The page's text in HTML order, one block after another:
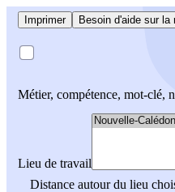
Imprimer Besoin d'aide sur la
Métier, compétence, mot-clé,
Lieu de travail
Distance autour du lieu